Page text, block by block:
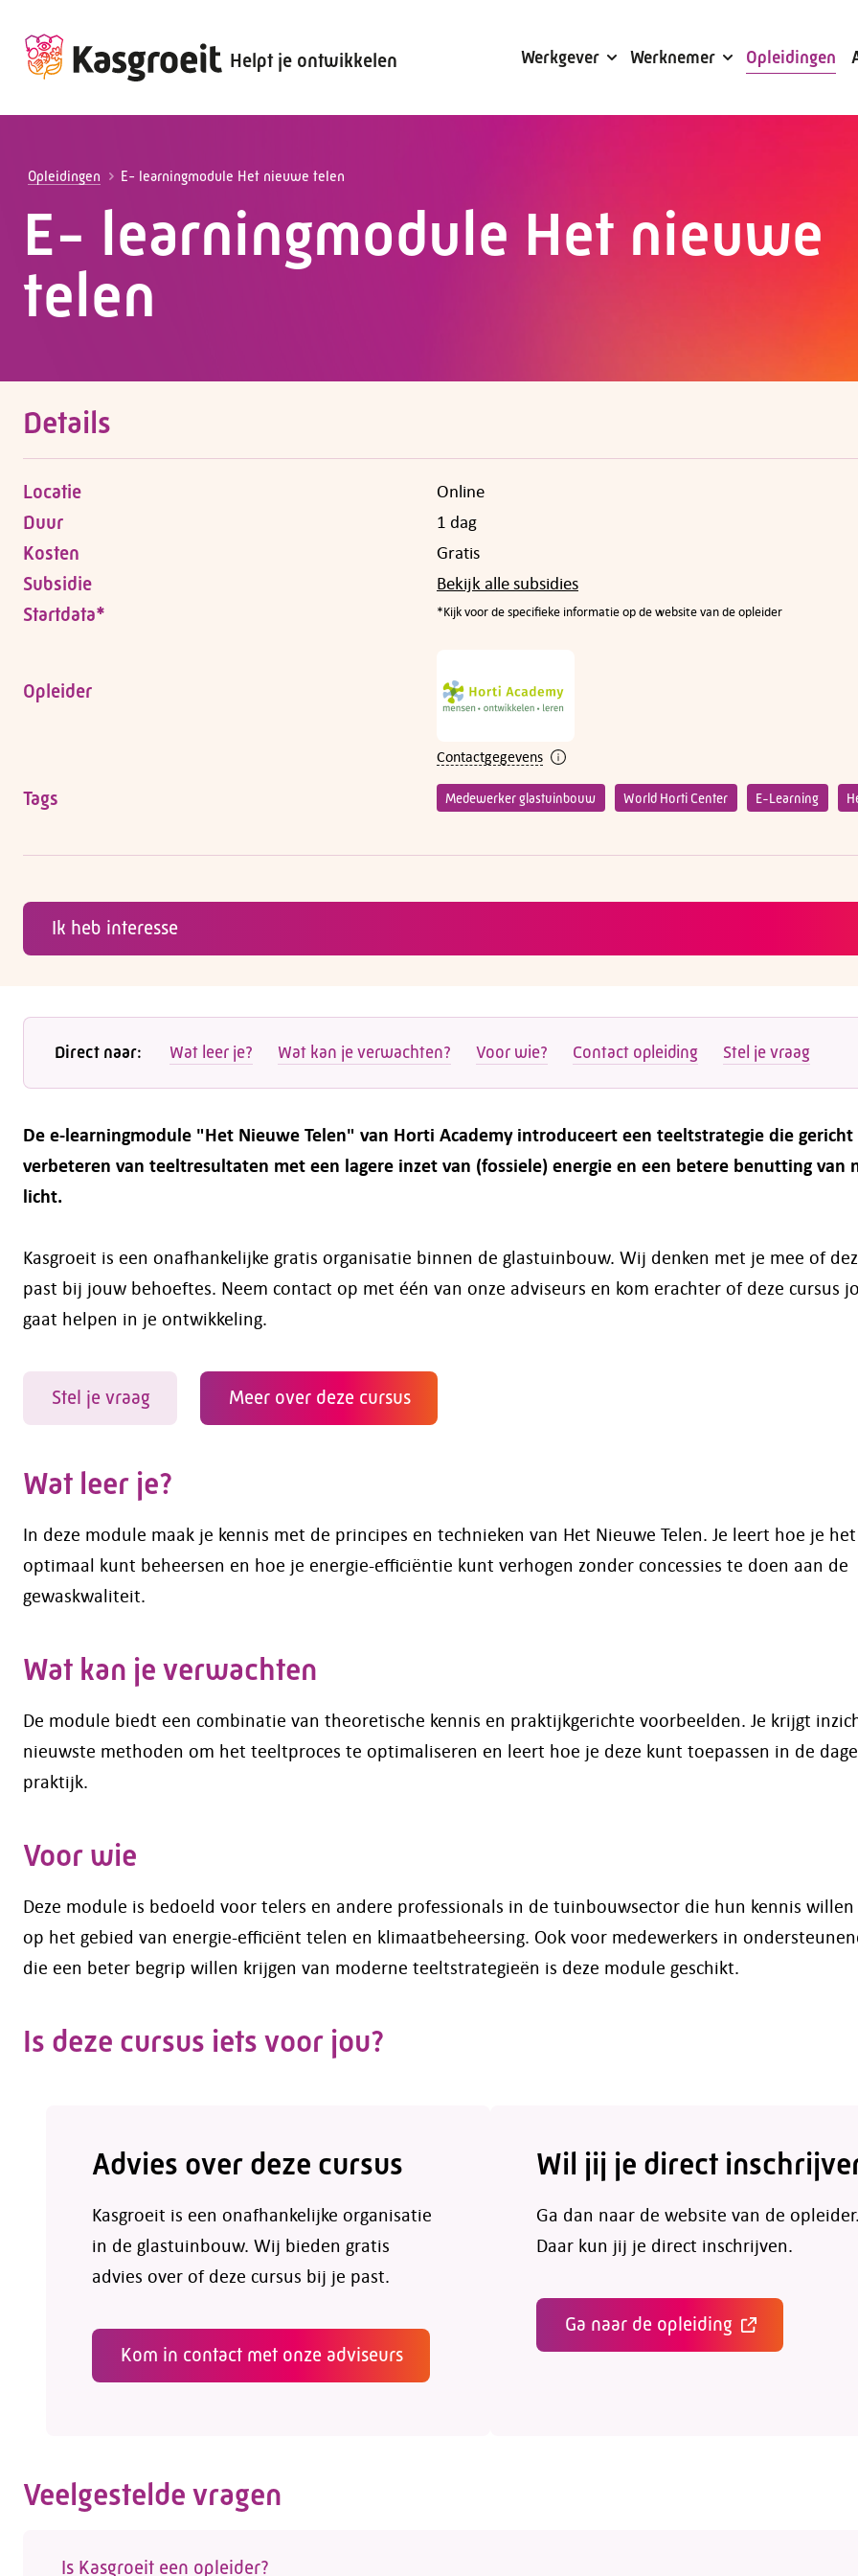
Helpt je ontwikkelen Werkgever
Alles voor de werkgever
Werknemer
Alles voor de werknemer
Opleidingen
Opleidingen E- learningmodule Het nieuwe telen
E- learningmodule Het nieuwe
telen
Details
Locatie Online
Duur 1 dag
Kosten Gratis
Subsidie Bekijk alle subsidies
Startdata* *Kijk voor de specifieke informatie op de website van de opleider
Opleider
Contactgegevens
Tags Medewerker glastuinbouw World Horti Center E-Learning
Ik heb interesse
Direct naar: Wat leer je? Wat kan je verwachten? Voor wie? Contact opleiding Stel je vraag
De e-learningmodule "Het Nieuwe Telen" van Horti Academy introduceert een teeltstrategie die
verbeteren van teeltresultaten met een lagere inzet van (fossiele) energie en een betere benutting van
licht.
Kasgroeit is een onafhankelijke gratis organisatie binnen de glastuinbouw. Wij denken met je mee of
past bij jouw behoeftes. Neem contact op met één van onze adviseurs en kom erachter of deze cursus
gaat helpen in je ontwikkeling.
Stel je vraag Meer over deze cursus
Wat leer je?
In deze module maak je kennis met de principes en technieken van Het Nieuwe Telen. Je leert hoe je
optimaal kunt beheersen en hoe je energie-efficiëntie kunt verhogen zonder concessies te doen aan de
gewaskwaliteit.
Wat kan je verwachten
De module biedt een combinatie van theoretische kennis en praktijkgerichte voorbeelden. Je krijgt
nieuwste methoden om het teeltproces te optimaliseren en leert hoe je deze kunt toepassen in de
praktijk.
Voor wie
Deze module is bedoeld voor telers en andere professionals in de tuinbouwsector die hun kennis
op het gebied van energie-efficiënt telen en klimaatbeheersing. Ook voor medewerkers in
die een beter begrip willen krijgen van moderne teeltstrategieën is deze module geschikt.
Is deze cursus iets voor jou?
Advies over deze cursus
Kasgroeit is een onafhankelijke organisatie
in de glastuinbouw. Wij bieden gratis
advies over of deze cursus bij je past.
Kom in contact met onze adviseurs
Wil jij je direct
Ga dan naar de website van de
Daar kun jij je direct inschrijven.
Ga naar de opleiding
Veelgestelde vragen
Is Kasgroeit een opleider?